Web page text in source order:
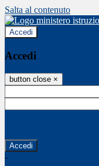
Salta al contenuto
Accedi
Accedi
button close ×
-